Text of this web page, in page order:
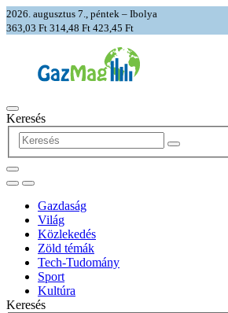
2026. augusztus 7., péntek – Ibolya
363,03 Ft 314,48 Ft 423,45 Ft
Keresés
Gazdaság
Világ
Közlekedés
Zöld témák
Tech-Tudomány
Sport
Kultúra
Keresés